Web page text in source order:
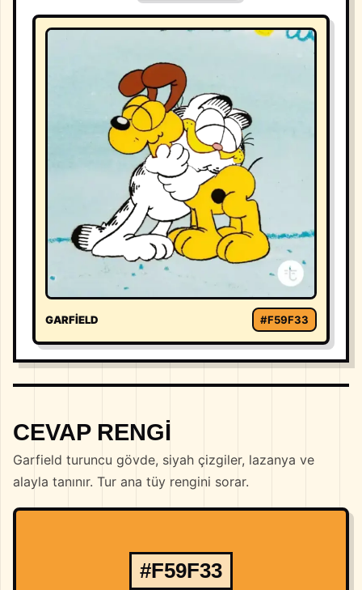
GARFIELD #F59F33
CEVAP RENGI
Garfield turuncu gövde, siyah çizgiler, lazanya ve
alayla tanınır. Tur ana tüy rengini sorar.
#F59F33